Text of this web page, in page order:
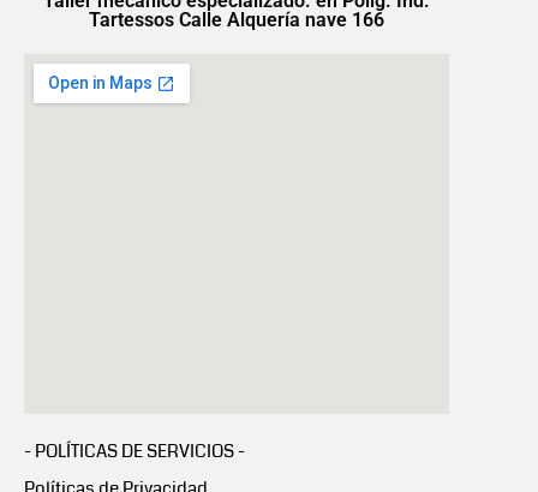
Tartessos Calle Alquería nave 166
- POLÍTICAS DE SERVICIOS -